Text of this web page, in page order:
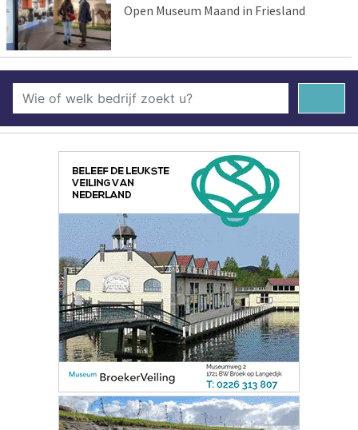
Open Museum Maand in Friesland